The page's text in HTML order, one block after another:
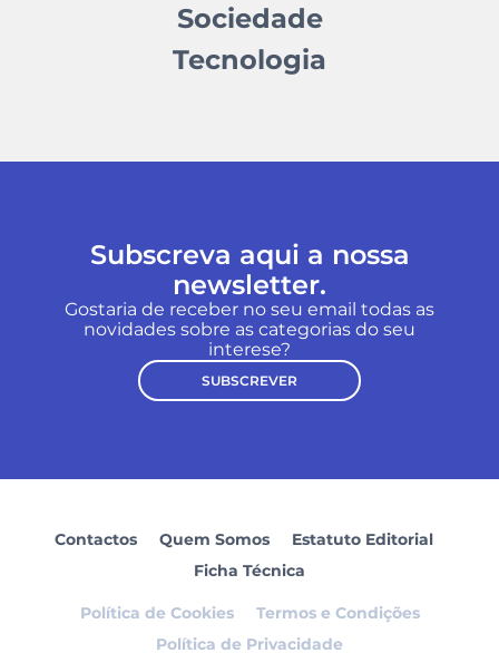
Sociedade
Tecnologia
Subscreva aqui a nossa
newsletter.
Gostaria de receber no seu email todas as
novidades sobre as categorias do seu
interese?
SUBSCREVER
Contactos Quem Somos
Estatuto Editorial
Ficha Técnica
Política de Cookies
Termos e Condições
Política de Privacidade